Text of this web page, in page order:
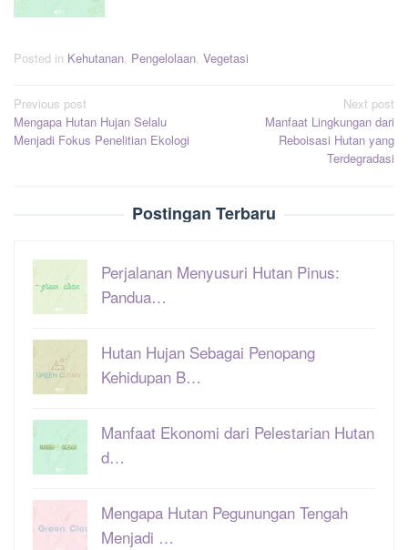
Posted in Kehutanan Pengelolaan Vegetasi
Post
navigation
Previous post
Mengapa Hutan Hujan Selalu
Menjadi Fokus Penelitian Ekologi
Next post
Manfaat Lingkungan dari
Reboisasi Hutan yang
Terdegradasi
Postingan Terbaru
Perjalanan Menyusuri Hutan Pinus:
Pandua…
Hutan Hujan Sebagai Penopang
Kehidupan B…
Manfaat Ekonomi dari Pelestarian Hutan
d…
Mengapa Hutan Pegunungan Tengah
Menjadi …